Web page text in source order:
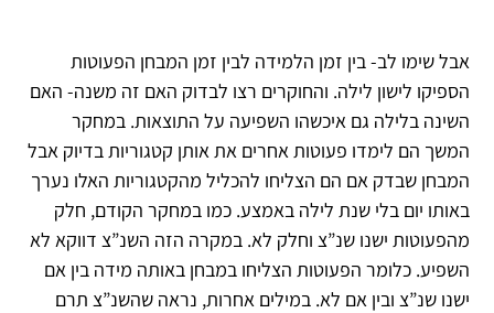
אבל שימו לב- בין זמן הלמידה לבין זמן המבחן הפעוטות
הספיקו לישון לילה. והחוקרים רצו לבדוק האם זה משנה- האם
השינה בלילה גם איכשהו השפיעה על התוצאות. במחקר
המשך הם לימדו פעוטות אחרים את אותן קטגוריות בדיוק אבל
המבחן שבדק אם הם הצליחו להכליל מהקטגוריות האלו נערך
באותו יום בלי שנת לילה באמצע. כמו במחקר הקודם, חלק
מהפעוטות ישנו שנ”צ וחלק לא. במקרה הזה השנ”צ דווקא לא
השפיע. כלומר הפעוטות הצליחו במבחן באותה מידה בין אם
ישנו שנ”צ ובין אם לא. במילים אחרות, נראה שהשנ”צ תרם